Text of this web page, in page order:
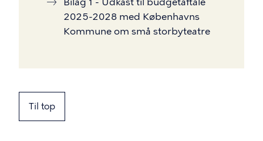
2025-2028 med Københavns
Kommune om små storbyteatre
Til top